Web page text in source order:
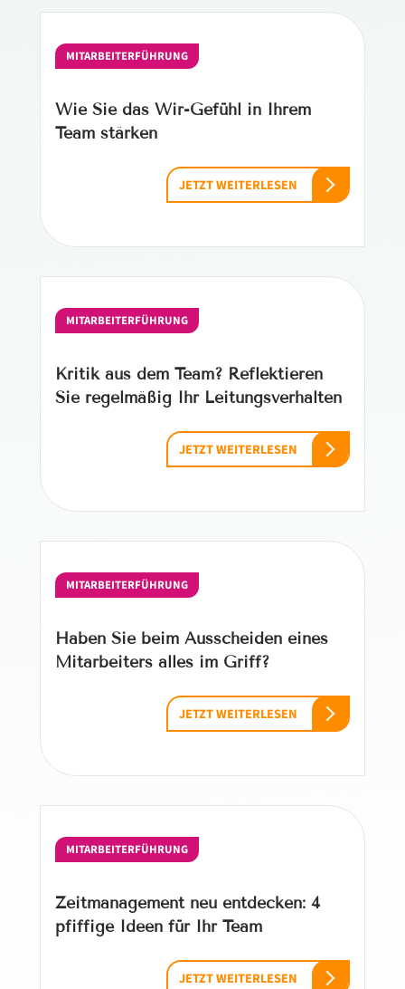
MITARBEITERFÜHRUNG
Wie Sie das Wir-Gefühl in Ihrem
Team stärken
JETZT WEITERLESEN
MITARBEITERFÜHRUNG
Kritik aus dem Team? Reflektieren
Sie regelmäßig Ihr Leitungsverhalten
JETZT WEITERLESEN
MITARBEITERFÜHRUNG
Haben Sie beim Ausscheiden eines
Mitarbeiters alles im Griff?
JETZT WEITERLESEN
MITARBEITERFÜHRUNG
Zeitmanagement neu entdecken: 4
pfiffige Ideen für Ihr Team
JETZT WEITERLESEN